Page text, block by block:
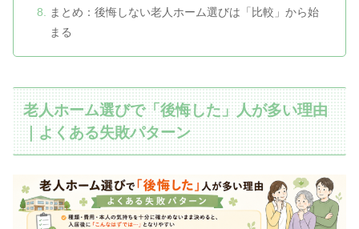
まとめ：後悔しない老人ホーム選びは「比較」から始
まる
老人ホーム選びで「後悔した」人が多い理由
｜よくある失敗パターン